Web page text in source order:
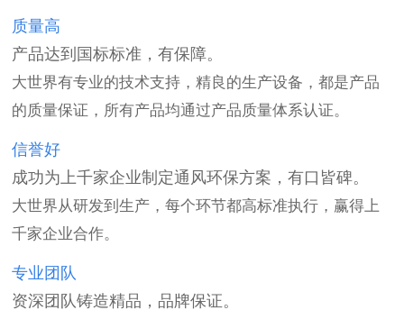
质量高
产品达到国标标准，有保障。
大世界有专业的技术支持，精良的生产设备，都是产品
的质量保证，所有产品均通过产品质量体系认证。
信誉好
成功为上千家企业制定通风环保方案，有口皆碑。
大世界从研发到生产，每个环节都高标准执行，赢得上
千家企业合作。
专业团队
资深团队铸造精品，品牌保证。